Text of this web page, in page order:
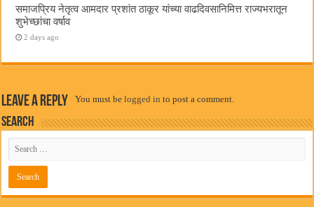
समाजप्रिय नेतृत्व आमदार प्रशांत ठाकूर यांच्या वाढदिवसानिमित्त राज्यभरातून
शुभेच्छांचा वर्षाव
2 days ago
Leave a Reply You must belogged in to post a comment.
Search